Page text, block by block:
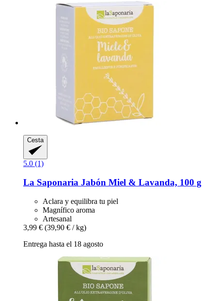
Cesta
5.0 (1)
La Saponaria Jabón Miel & Lavanda, 100 g
Aclara y equilibra tu piel
Magnífico aroma
Artesanal
3,99 € (39,90 € / kg)
Entrega hasta el 18 agosto